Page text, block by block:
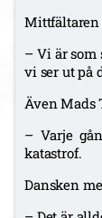
Mittfältaren
– Vi är som
vi ser ut på
Även Mads
– Varje
katastrof.
Dansken